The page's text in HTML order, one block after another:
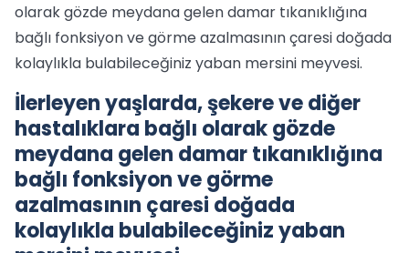
olarak gözde meydana gelen damar tıkanıklığına
bağlı fonksiyon ve görme azalmasının çaresi doğada
kolaylıkla bulabileceğiniz yaban mersini meyvesi.
İlerleyen yaşlarda, şekere ve diğer
hastalıklara bağlı olarak gözde
meydana gelen damar tıkanıklığına
bağlı fonksiyon ve görme
azalmasının çaresi doğada
kolaylıkla bulabileceğiniz yaban